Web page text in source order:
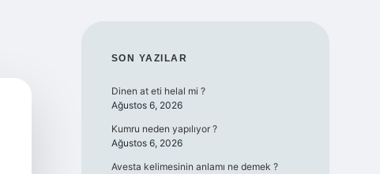
SIDEBAR
SON YAZILAR
Dinen at eti helal mi ?
Ağustos 6, 2026
Kumru neden yapılıyor ?
Ağustos 6, 2026
Avesta kelimesinin anlamı ne demek ?